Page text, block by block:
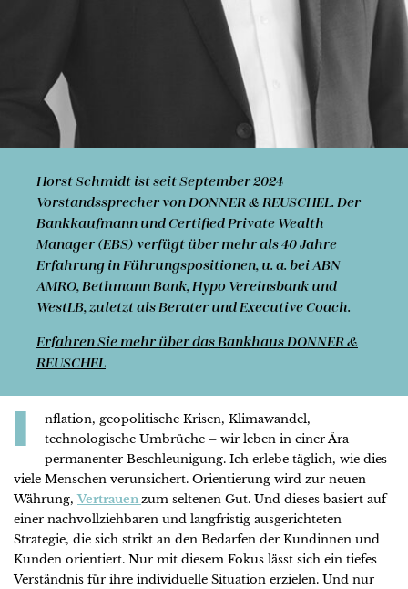
Horst Schmidt ist seit September 2024
Vorstandssprecher von DONNER & REUSCHEL. Der
Bankkaufmann und Certified Private Wealth
Manager (EBS) verfügt über mehr als 40 Jahre
Erfahrung in Führungspositionen, u. a. bei ABN
AMRO, Bethmann Bank, Hypo Vereinsbank und
WestLB, zuletzt als Berater und Executive Coach.
Erfahren Sie mehr über das Bankhaus DONNER &
REUSCHEL
I
nflation, geopolitische Krisen, Klimawandel,
technologische Umbrüche – wir leben in einer Ära
permanenter Beschleunigung. Ich erlebe täglich, wie dies
viele Menschen verunsichert. Orientierung wird zur neuen
Währung,Vertrauenzum seltenen Gut. Und dieses basiert auf
einer nachvollziehbaren und langfristig ausgerichteten
Strategie, die sich strikt an den Bedarfen der Kundinnen und
Kunden orientiert. Nur mit diesem Fokus lässt sich ein tiefes
Verständnis für ihre individuelle Situation erzielen. Und nur